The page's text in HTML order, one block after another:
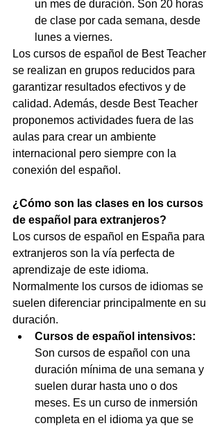
un mes de duración. Son 20 horas
de clase por cada semana, desde
lunes a viernes.
Los cursos de español de Best Teacher
se realizan en grupos reducidos para
garantizar resultados efectivos y de
calidad. Además, desde Best Teacher
proponemos actividades fuera de las
aulas para crear un ambiente
internacional pero siempre con la
conexión del español.
¿Cómo son las clases en los cursos
de español para extranjeros?
Los cursos de español en España para
extranjeros son la vía perfecta de
aprendizaje de este idioma.
Normalmente los cursos de idiomas se
suelen diferenciar principalmente en su
duración.
Cursos de español intensivos:
Son cursos de español con una
duración mínima de una semana y
suelen durar hasta uno o dos
meses. Es un curso de inmersión
completa en el idioma ya que se